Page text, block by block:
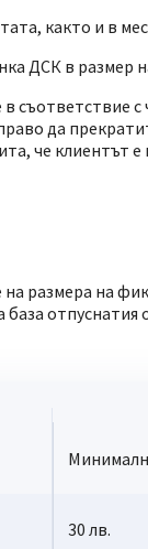
както и в
ДСК в размер
да
че клиентът
размера на
отпуснатия
30 лв.